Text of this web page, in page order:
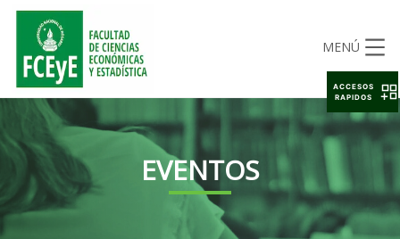
MENÚ
EVENTOS
ACCESOS
RAPIDOS